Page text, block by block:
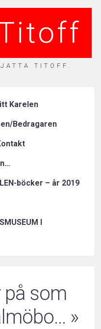
TITOFF.
Karelen
Bedragaren
böcker – år 2019
I
på som
»